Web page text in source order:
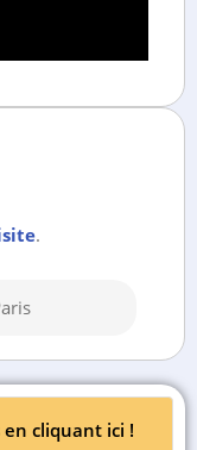
.
cliquant ici !